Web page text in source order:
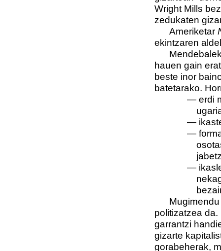
Wright Mills
zedukaten
Ameriketar
ekintzaren
hauen gain
beste inor
batetarako.
— erdi
—
—
—
Mugimendu
politizatzea
garrantzi
gizarte
gorabeherak,